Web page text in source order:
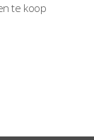
te koop